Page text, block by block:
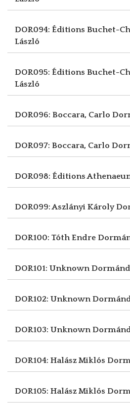
DOR094: Éditions Buchet-
László
DOR095: Éditions Buchet-
László
DOR096: Boccara, Carlo
DOR097: Boccara, Carlo
DOR098: Éditions
DOR099: Aszlányi Károly
DOR100: Tóth Endre
DOR101: Unknown
DOR102: Unknown
DOR103: Unknown
DOR104: Halász Miklós
DOR105: Halász Miklós